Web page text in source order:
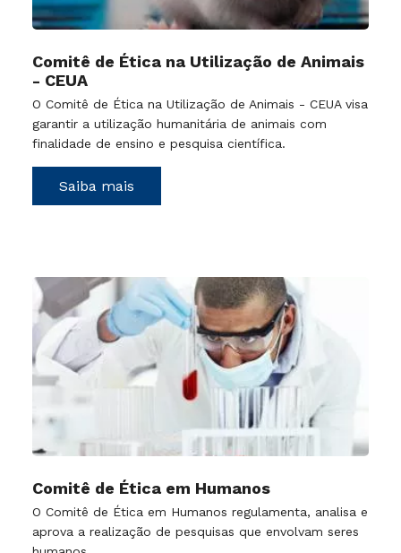
Comitê de Ética na Utilização de Animais
- CEUA
O Comitê de Ética na Utilização de Animais - CEUA visa
garantir a utilização humanitária de animais com
finalidade de ensino e pesquisa científica.
Saiba mais
Comitê de Ética em Humanos
O Comitê de Ética em Humanos regulamenta, analisa e
aprova a realização de pesquisas que envolvam seres